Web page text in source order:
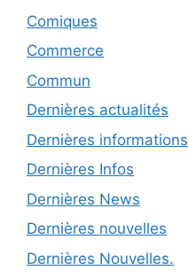
Comiques
Commerce
Commun
Dernières actualités
Dernières informations
Dernières Infos
Dernières News
Dernières nouvelles
Dernières Nouvelles.